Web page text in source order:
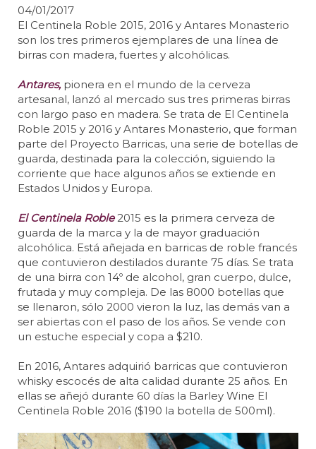
04/01/2017
El Centinela Roble 2015, 2016 y Antares Monasterio
son los tres primeros ejemplares de una línea de
birras con madera, fuertes y alcohólicas.
Antares,pionera en el mundo de la cerveza
artesanal, lanzó al mercado sus tres primeras birras
con largo paso en madera. Se trata de El Centinela
Roble 2015 y 2016 y Antares Monasterio, que forman
parte del Proyecto Barricas, una serie de botellas de
guarda, destinada para la colección, siguiendo la
corriente que hace algunos años se extiende en
Estados Unidos y Europa.
El Centinela Roble2015 es la primera cerveza de
guarda de la marca y la de mayor graduación
alcohólica. Está añejada en barricas de roble francés
que contuvieron destilados durante 75 días. Se trata
de una birra con 14º de alcohol, gran cuerpo, dulce,
frutada y muy compleja. De las 8000 botellas que
se llenaron, sólo 2000 vieron la luz, las demás van a
ser abiertas con el paso de los años. Se vende con
un estuche especial y copa a $210.
En 2016, Antares adquirió barricas que contuvieron
whisky escocés de alta calidad durante 25 años. En
ellas se añejó durante 60 días la Barley Wine El
Centinela Roble 2016 ($190 la botella de 500ml).